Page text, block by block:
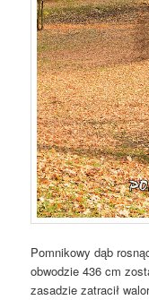
Pomnikowy dąb
obwodzie 436 cm
zasadzie zatracił